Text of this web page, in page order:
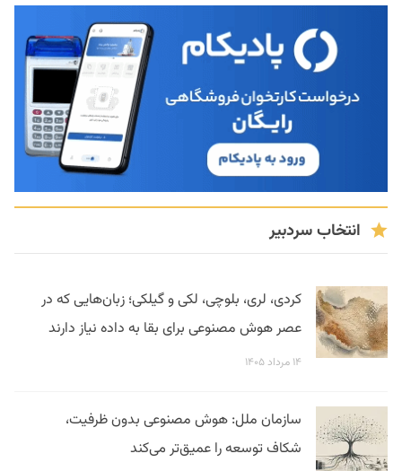
انتخاب سردبیر
کردی، لری، بلوچی، لکی و گیلکی؛ زبان‌هایی که در
عصر هوش مصنوعی برای بقا به داده نیاز دارند
۱۴ مرداد ۱۴۰۵
سازمان ملل: هوش مصنوعی بدون ظرفیت،
شکاف توسعه را عمیق‌تر می‌کند